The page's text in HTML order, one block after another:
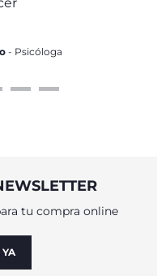
- Psicóloga
tu compra online
YA